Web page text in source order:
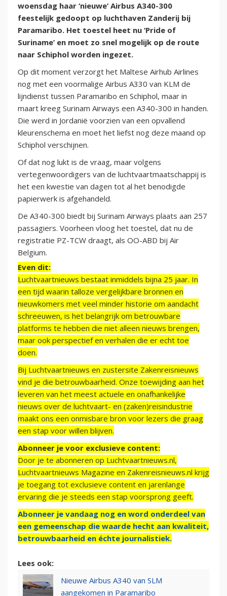
woensdag haar ‘nieuwe’ Airbus A340-300
feestelijk gedoopt op luchthaven Zanderij bij
Paramaribo. Het toestel heet nu ‘Pride of
Suriname’ en moet zo snel mogelijk op de route
naar Schiphol worden ingezet.
Op dit moment verzorgt het Maltese Airhub Airlines
nog met een voormalige Airbus A330 van KLM de
lijndienst tussen Paramaribo en Schiphol, maar in
maart kreeg Surinam Airways een A340-300 in handen.
Die werd in Jordanië voorzien van een opvallend
kleurenschema en moet het liefst nog deze maand op
Schiphol verschijnen.
Of dat nog lukt is de vraag, maar volgens
vertegenwoordigers van de luchtvaartmaatschappij is
het een kwestie van dagen tot al het benodigde
papierwerk is afgehandeld.
De A340-300 biedt bij Surinam Airways plaats aan 257
passagiers. Voorheen vloog het toestel, dat nu de
registratie PZ-TCW draagt, als OO-ABD bij Air
Belgium.
Even dit:
Luchtvaartnieuws bestaat inmiddels bijna 25 jaar. In
een tijd waarin talloze vergelijkbare bronnen en
nieuwkomers met veel minder historie om aandacht
schreeuwen, is het belangrijk om betrouwbare
platforms te hebben die niet alleen nieuws brengen,
maar ook perspectief en verhalen die er echt toe
doen.
Bij Luchtvaartnieuws en zustersite Zakenreisnieuws
vind je die betrouwbaarheid. Onze toewijding aan het
leveren van het meest actuele en onafhankelijke
nieuws over de luchtvaart- en (zaken)reisindustrie
maakt ons een onmisbare bron voor lezers die graag
een stap voor willen blijven.
Abonneer je voor exclusieve content:
Door je te abonneren op Luchtvaartnieuws.nl,
Luchtvaartnieuws Magazine en Zakenreisnieuws.nl krijg
je toegang tot exclusieve content en jarenlange
ervaring die je steeds een stap voorsprong geeft.
Abonneer je vandaag nog en word onderdeel van
een gemeenschap die waarde hecht aan kwaliteit,
betrouwbaarheid en échte journalistiek.
Lees ook:
Nieuwe Airbus A340 van SLM
aangekomen in Paramaribo